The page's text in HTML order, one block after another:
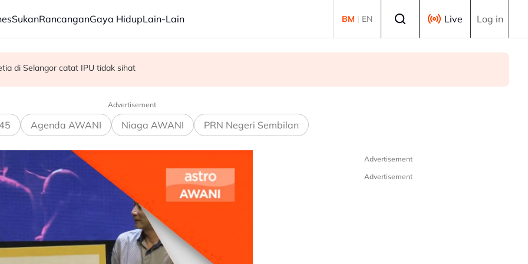
SukanRancanganGaya HidupLain-Lain BM | EN Live Log in
KDM hadapi PRU16 - Shafie
di Selangor catat IPU tidak sihat
tumbang - MBPP
Advertisement
Agenda AWANI Niaga AWANI PRN Negeri Sembilan
Advertisement
Advertisement